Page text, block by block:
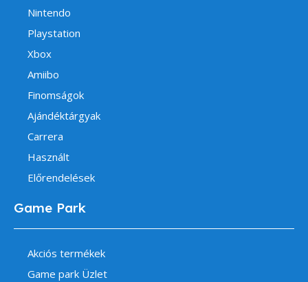
Nintendo
Playstation
Xbox
Amiibo
Finomságok
Ajándéktárgyak
Carrera
Használt
Előrendelések
Game Park
Akciós termékek
Game park Üzlet